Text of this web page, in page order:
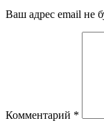
Ваш адрес email не
Комментарий *